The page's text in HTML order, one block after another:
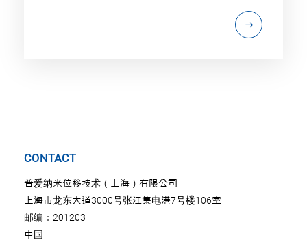
CONTACT
普爱纳米位移技术（上海）有限公司
上海市龙东大道3000号张江集电港7号楼106室
邮编：201203
中国